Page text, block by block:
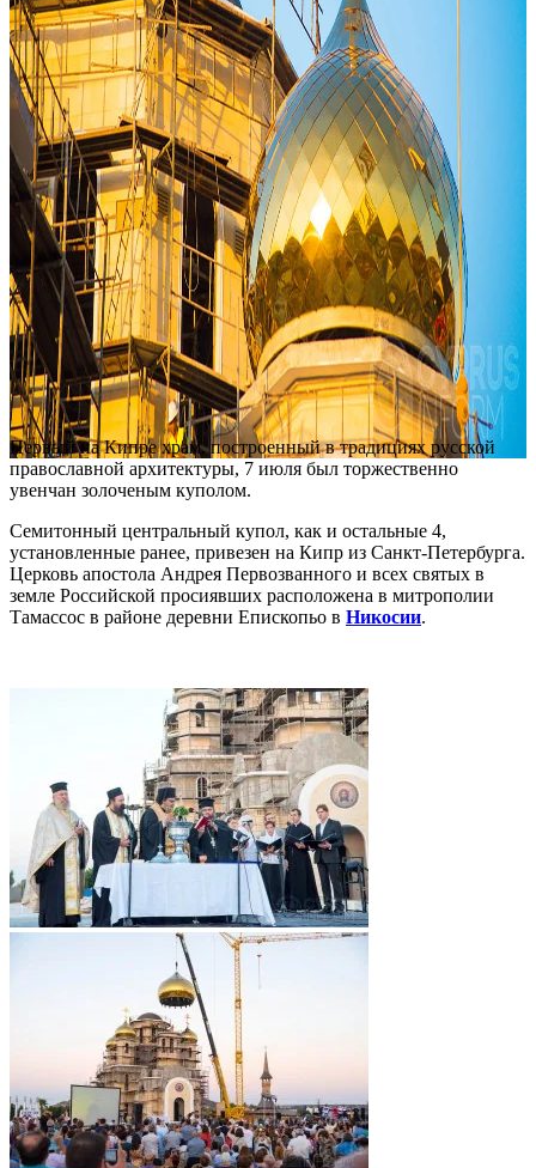
Первый на Кипре храм, построенный в традициях русской
православной архитектуры, 7 июля был торжественно
увенчан золоченым куполом.
Семитонный центральный купол, как и остальные 4,
установленные ранее, привезен на Кипр из Санкт-Петербурга.
Церковь апостола Андрея Первозванного и всех святых в
земле Российской просиявших расположена в митрополии
Тамассос в районе деревни Епископьо в Никосии.